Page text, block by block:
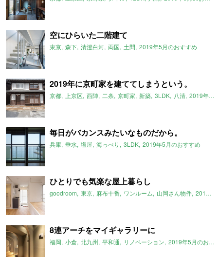
空にひらいた二階建て
東京 森下 清澄白河 両国 土間 2019年5月のおすすめ
2019年に京町家を建ててしまうという。
京都 上京区 西陣 二条 京町家 新築 3LDK 八清 2019年5月のおすすめ
毎日がバカンスみたいなものだから。
兵庫 垂水 塩屋 海っぺり 3LDK 2019年5月のおすすめ
ひとりでも気楽な屋上暮らし
goodroom 東京 麻布十番 ワンルーム 山岡さん物件 2019年5月のおすすめ
8連アーチをマイギャラリーに
福岡 小倉 北九州 平和通 リノベーション 2019年5月のおすすめ